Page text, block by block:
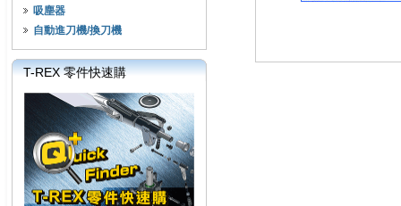
吸塵器
自動進刀機/換刀機
T-REX 零件快速購